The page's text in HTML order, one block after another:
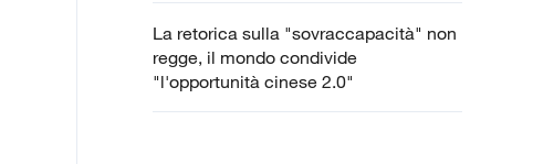
La retorica sulla "sovraccapacità" non
regge, il mondo condivide
"l'opportunità cinese 2.0"